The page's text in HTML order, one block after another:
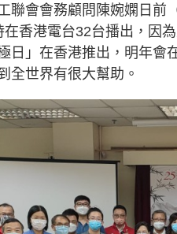
聯會會務顧問陳婉嫻日前
香港電台32台播出，因
日」在香港推出，明年會
全世界有很大幫助。